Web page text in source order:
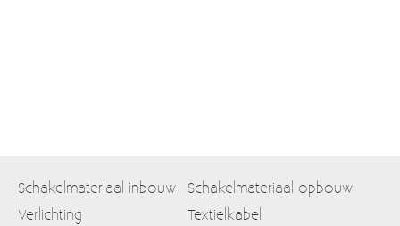
Schakelmateriaal inbouw
Schakelmateriaal opbouw
Verlichting
Textielkabel